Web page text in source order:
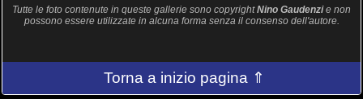
Tutte le foto contenute in queste gallerie sono copyrightNino Gaudenzie non
possono essere utilizzate in alcuna forma senza il consenso dell'autore.
Torna a inizio pagina ⇑